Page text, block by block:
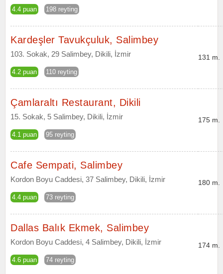
4.4 puan 198 reyting
Kardeşler Tavukçuluk, Salimbey
103. Sokak, 29 Salimbey, Dikili, İzmir
4.2 puan 110 reyting
131 m.
Çamlaraltı Restaurant, Dikili
15. Sokak, 5 Salimbey, Dikili, İzmir
4.1 puan 95 reyting
175 m.
Cafe Sempati, Salimbey
Kordon Boyu Caddesi, 37 Salimbey, Dikili, İzmir
4.4 puan 73 reyting
180 m.
Dallas Balık Ekmek, Salimbey
Kordon Boyu Caddesi, 4 Salimbey, Dikili, İzmir
4.6 puan 74 reyting
174 m.